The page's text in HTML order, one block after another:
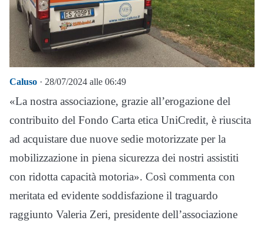
Caluso · 28/07/2024 alle 06:49
«La nostra associazione, grazie all’erogazione del
contribuito del Fondo Carta etica UniCredit, è riuscita
ad acquistare due nuove sedie motorizzate per la
mobilizzazione in piena sicurezza dei nostri assistiti
con ridotta capacità motoria». Così commenta con
meritata ed evidente soddisfazione il traguardo
raggiunto Valeria Zeri, presidente dell’associazione